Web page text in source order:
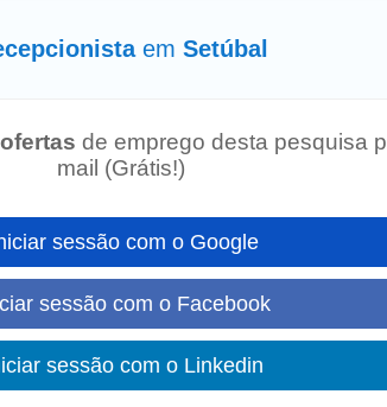
>...
de funções: • Verificar o fecho das várias
. Zona Alcochete /Montijo • Boa
em Setúbal
de emprego desta pesquisa
mail (Grátis!)
sessão com o Google
sessão com o Facebook
sessão com o Linkedin